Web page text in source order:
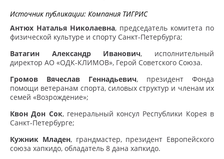
Источник публикации: Компания ТИГРИС
Антюх Наталья Николаевна, председатель комитета по
физической культуре и спорту Санкт-Петербурга;
Ватагин Александр Иванович, исполнительный
директор АО «ОДК-КЛИМОВ», Герой Советского Союза.
Громов Вячеслав Геннадьевич, президент Фонда
помощи ветеранам спорта, силовых структур и членам их
семей «Возрождение»;
Квон Дон Сок, генеральный консул Республики Корея в
Санкт-Петербурге;
Кужник Младен, грандмастер, президент Европейского
союза хапкидо, обладатель 8 дана хапкидо.